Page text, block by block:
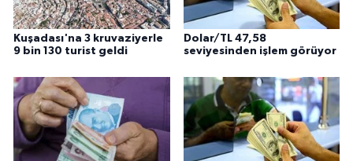
Kuşadası'na 3 kruvaziyerle
9 bin 130 turist geldi
Dolar/TL 47,58
seviyesinden işlem görüyor